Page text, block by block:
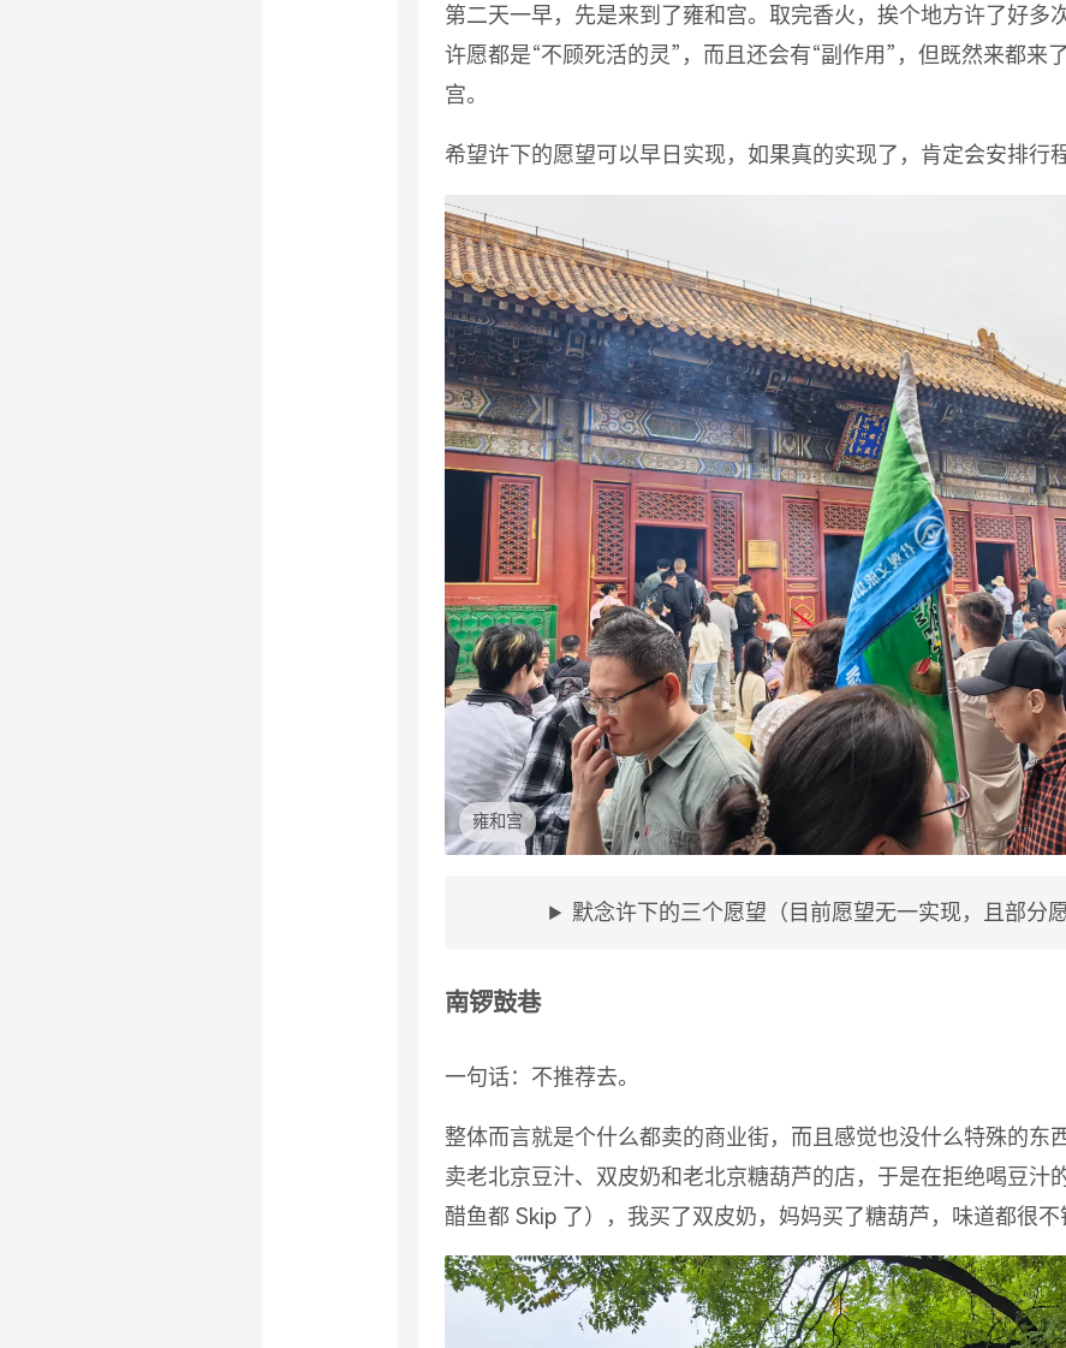
第二天一早，先是来到了雍和宫。取完香火，挨个地方许了好多
许愿都是“不顾死活的灵”，而且还会有“副作用”，但既然来都来
宫。
希望许下的愿望可以早日实现，如果真的实现了，肯定会安排行
雍和宫
默念许下的三个愿望（目前愿望无一实现，且部分
南锣鼓巷
一句话：不推荐去。
整体而言就是个什么都卖的商业街，而且感觉也没什么特殊的东
卖老北京豆汁、双皮奶和老北京糖葫芦的店，于是在拒绝喝豆汁
醋鱼都 Skip 了），我买了双皮奶，妈妈买了糖葫芦，味道都很不